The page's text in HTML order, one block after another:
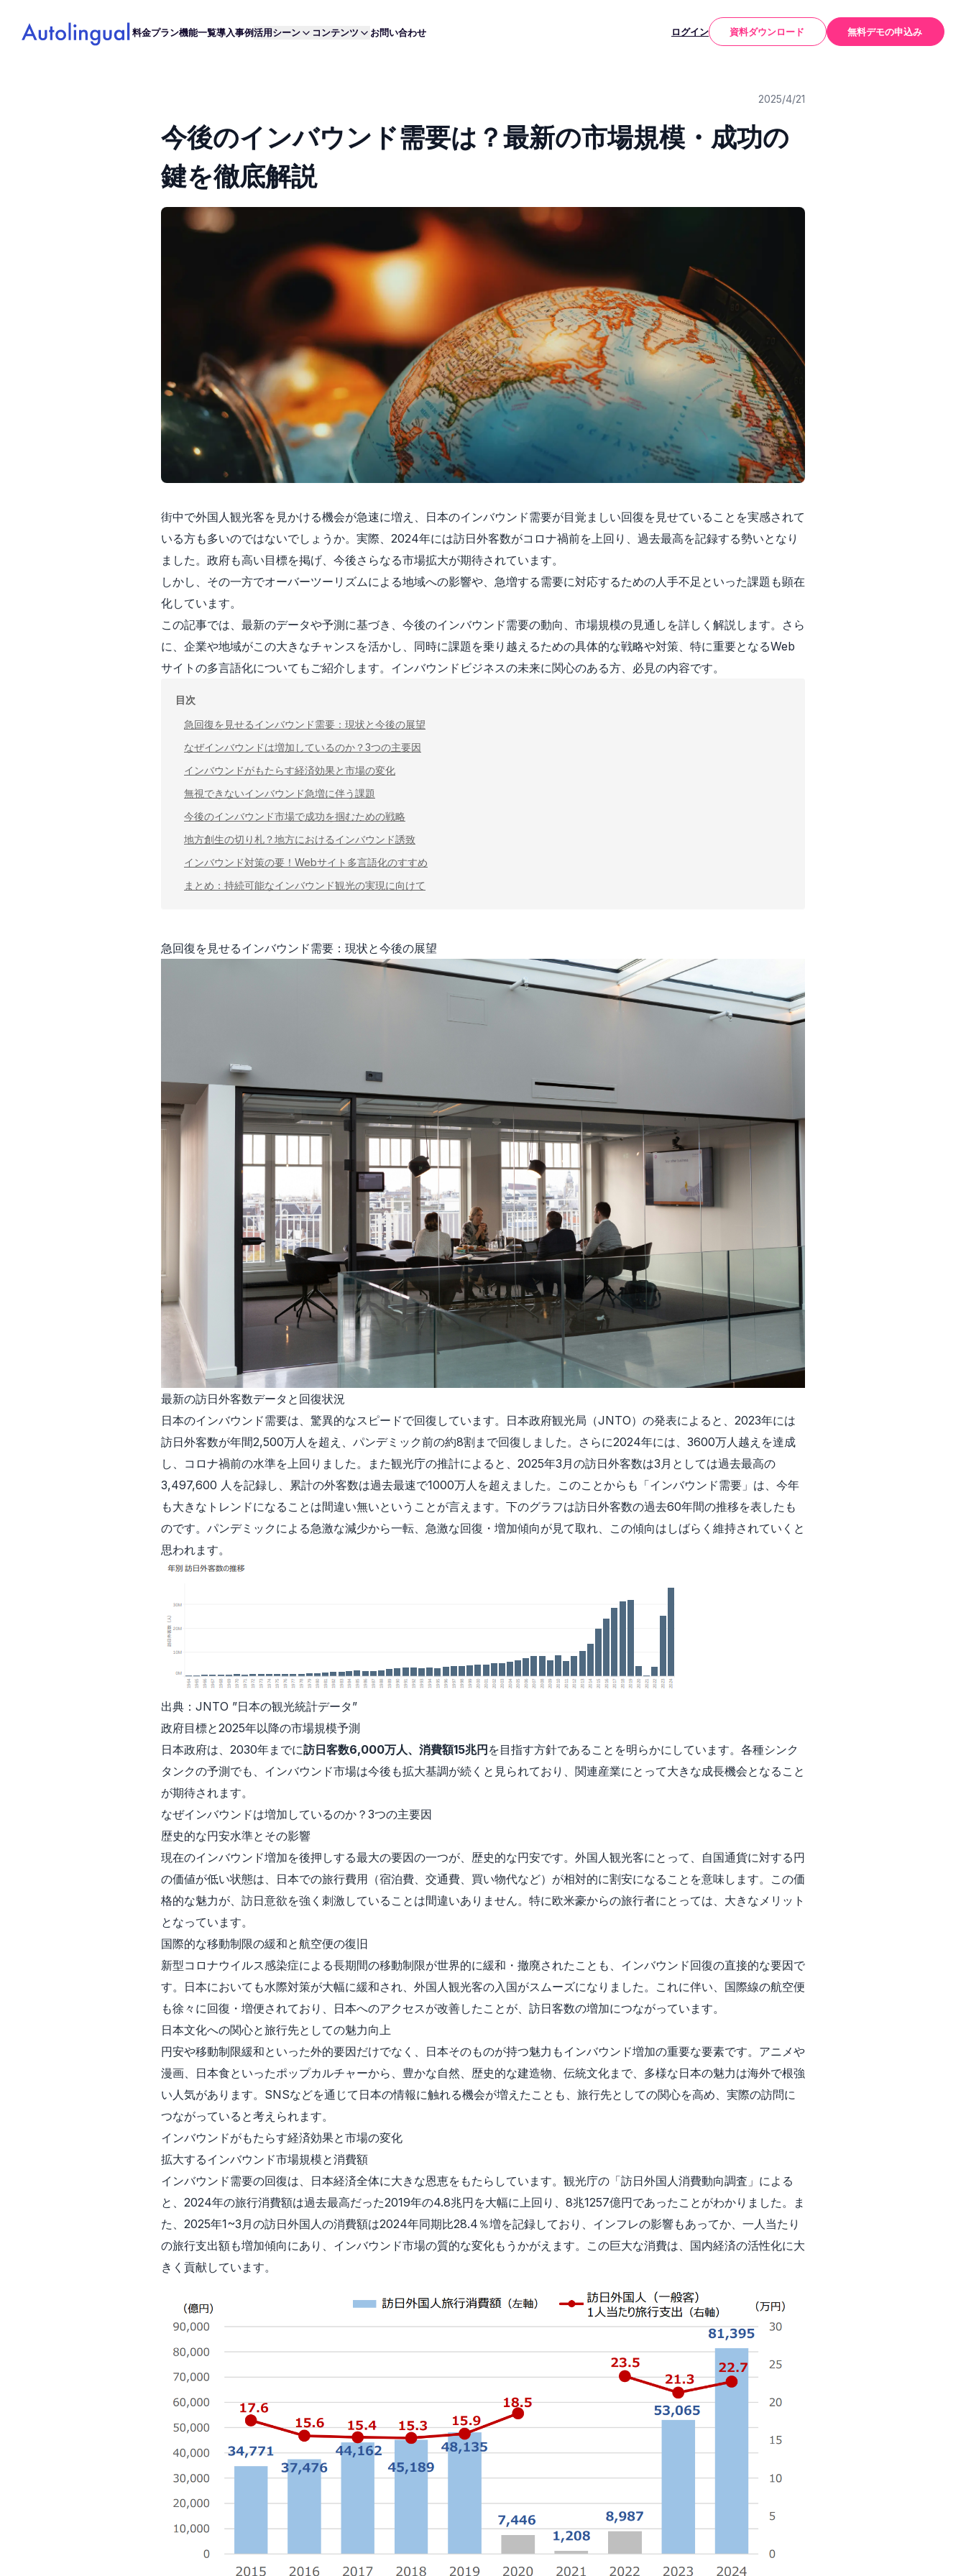
料金プラン機能一覧導入事例活用シーン コンテンツ お問い合わせ ログイン 資料ダウンロード 無料デモの申込み
2025/4/21
今後のインバウンド需要は？最新の市場規模・成功の
鍵を徹底解説
街中で外国人観光客を見かける機会が急速に増え、日本のインバウンド需要が目覚ましい回復を見せていることを実感されて
いる方も多いのではないでしょうか。実際、2024年には訪日外客数がコロナ禍前を上回り、過去最高を記録する勢いとなり
ました。政府も高い目標を掲げ、今後さらなる市場拡大が期待されています。
しかし、その一方でオーバーツーリズムによる地域への影響や、急増する需要に対応するための人手不足といった課題も顕在
化しています。
この記事では、最新のデータや予測に基づき、今後のインバウンド需要の動向、市場規模の見通しを詳しく解説します。さら
に、企業や地域がこの大きなチャンスを活かし、同時に課題を乗り越えるための具体的な戦略や対策、特に重要となるWeb
サイトの多言語化についてもご紹介します。インバウンドビジネスの未来に関心のある方、必見の内容です。
目次
急回復を見せるインバウンド需要：現状と今後の展望
なぜインバウンドは増加しているのか？3つの主要因
インバウンドがもたらす経済効果と市場の変化
無視できないインバウンド急増に伴う課題
今後のインバウンド市場で成功を掴むための戦略
地方創生の切り札？地方におけるインバウンド誘致
インバウンド対策の要！Webサイト多言語化のすすめ
まとめ：持続可能なインバウンド観光の実現に向けて
急回復を見せるインバウンド需要：現状と今後の展望
最新の訪日外客数データと回復状況
日本のインバウンド需要は、驚異的なスピードで回復しています。日本政府観光局（JNTO）の発表によると、2023年には
訪日外客数が年間2,500万人を超え、パンデミック前の約8割まで回復しました。さらに2024年には、3600万人越えを達成
し、コロナ禍前の水準を上回りました。また観光庁の推計によると、2025年3月の訪日外客数は3月としては過去最高の
3,497,600 人を記録し、累計の外客数は過去最速で1000万人を超えました。このことからも「インバウンド需要」は、今年
も大きなトレンドになることは間違い無いということが言えます。下のグラフは訪日外客数の過去60年間の推移を表したも
のです。パンデミックによる急激な減少から一転、急激な回復・増加傾向が見て取れ、この傾向はしばらく維持されていくと
思われます。
出典：JNTO ”日本の観光統計データ”
政府目標と2025年以降の市場規模予測
日本政府は、2030年までに訪日客数6,000万人、消費額15兆円 を目指す方針であることを明らかにしています。各種シンク
タンクの予測でも、インバウンド市場は今後も拡大基調が続くと見られており、関連産業にとって大きな成長機会となること
が期待されます。
なぜインバウンドは増加しているのか？3つの主要因
歴史的な円安水準とその影響
現在のインバウンド増加を後押しする最大の要因の一つが、歴史的な円安です。外国人観光客にとって、自国通貨に対する円
の価値が低い状態は、日本での旅行費用（宿泊費、交通費、買い物代など）が相対的に割安になることを意味します。この価
格的な魅力が、訪日意欲を強く刺激していることは間違いありません。特に欧米豪からの旅行者にとっては、大きなメリット
となっています。
国際的な移動制限の緩和と航空便の復旧
新型コロナウイルス感染症による長期間の移動制限が世界的に緩和・撤廃されたことも、インバウンド回復の直接的な要因で
す。日本においても水際対策が大幅に緩和され、外国人観光客の入国がスムーズになりました。これに伴い、国際線の航空便
も徐々に回復・増便されており、日本へのアクセスが改善したことが、訪日客数の増加につながっています。
日本文化への関心と旅行先としての魅力向上
円安や移動制限緩和といった外的要因だけでなく、日本そのものが持つ魅力もインバウンド増加の重要な要素です。アニメや
漫画、日本食といったポップカルチャーから、豊かな自然、歴史的な建造物、伝統文化まで、多様な日本の魅力は海外で根強
い人気があります。SNSなどを通じて日本の情報に触れる機会が増えたことも、旅行先としての関心を高め、実際の訪問に
つながっていると考えられます。
インバウンドがもたらす経済効果と市場の変化
拡大するインバウンド市場規模と消費額
インバウンド需要の回復は、日本経済全体に大きな恩恵をもたらしています。観光庁の「訪日外国人消費動向調査」による
と、2024年の旅行消費額は過去最高だった2019年の4.8兆円を大幅に上回り、8兆1257億円であったことがわかりました。ま
た、2025年1~3月の訪日外国人の消費額は2024年同期比28.4％増を記録しており、インフレの影響もあってか、一人当たり
の旅行支出額も増加傾向にあり、インバウンド市場の質的な変化もうかがえます。この巨大な消費は、国内経済の活性化に大
きく貢献しています。